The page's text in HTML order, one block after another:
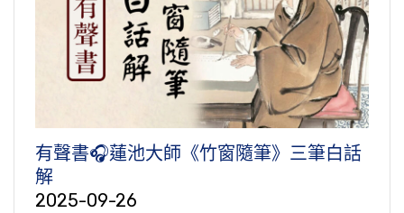
有聲書🎧蓮池大師《竹窗隨筆》三筆白話
解
2025-09-26